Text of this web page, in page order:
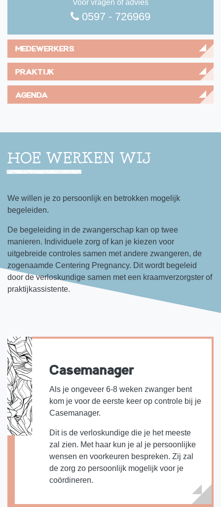
Voor vragen of advies
0597 - 726969
MEDEWERKERS
PRAKTIJK
AGENDA
HOE WERKEN WIJ
We willen je zo persoonlijk en betrokken mogelijk
begeleiden.
De begeleiding in de zwangerschap kan op twee
manieren. Individuele zorg of kan je kiezen voor
uitgebreide controles samen met andere zwangeren, de
zogenaamde Centering Pregnancy. Dit wordt begeleid
door de verloskundige samen met een kraamverzorgster of
praktijkassistente.
Casemanager
Als je ongeveer 6-8 weken zwanger bent
kom je voor de eerste keer op controle bij je
Casemanager.
Dit is de verloskundige die je het meeste
zal zien. Met haar kun je al je persoonlijke
wensen en voorkeuren bespreken. Zij zal
de zorg zo persoonlijk mogelijk voor je
coördineren.